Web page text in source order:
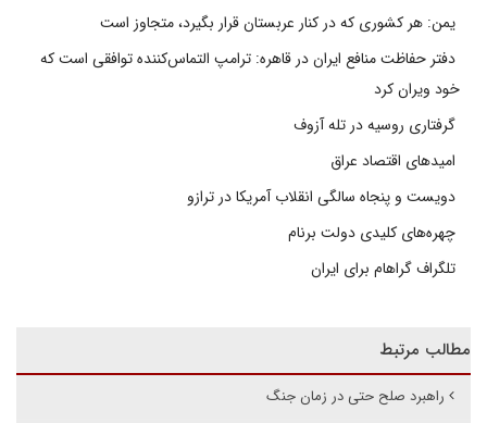
یمن: هر کشوری که در کنار عربستان قرار بگیرد، متجاوز است
دفتر حفاظت منافع ایران در قاهره: ترامپ التماس‌کننده توافقی است که
خود ویران کرد
گرفتاری روسیه در تله آزوف
امیدهای اقتصاد عراق
دویست و پنجاه سالگی انقلاب آمریکا در ترازو
چهره‌های کلیدی دولت برنام
تلگراف گراهام برای ایران
مطالب مرتبط
راهبرد صلح حتی در زمان جنگ